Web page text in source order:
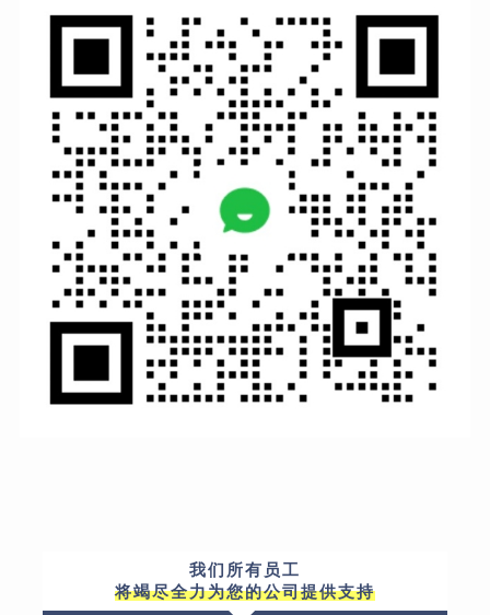
我们所有员工
将竭尽全力为您的公司提供支持